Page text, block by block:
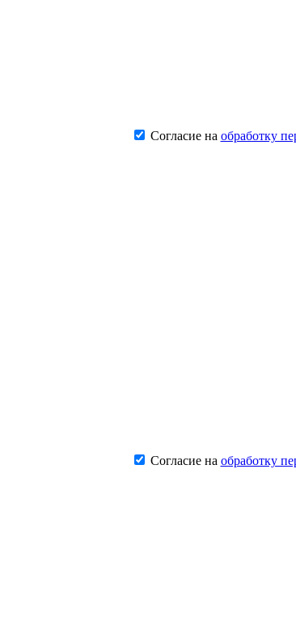
Согласие на обработку
Согласие на обработку